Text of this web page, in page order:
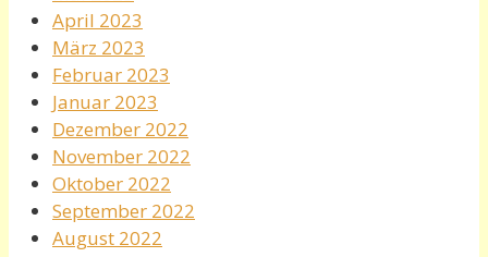
April 2023
März 2023
Februar 2023
Januar 2023
Dezember 2022
November 2022
Oktober 2022
September 2022
August 2022